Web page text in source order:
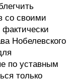
со своими
Нобелевского
по уставным
только